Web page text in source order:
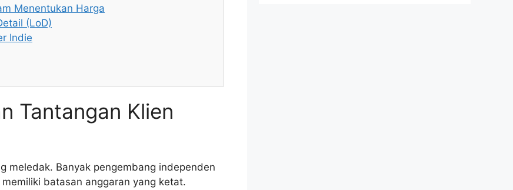
Menentukan Harga
(LoD)
Indie
Tantangan Klien
meledak. Banyak pengembang independen
batasan anggaran yang ketat.